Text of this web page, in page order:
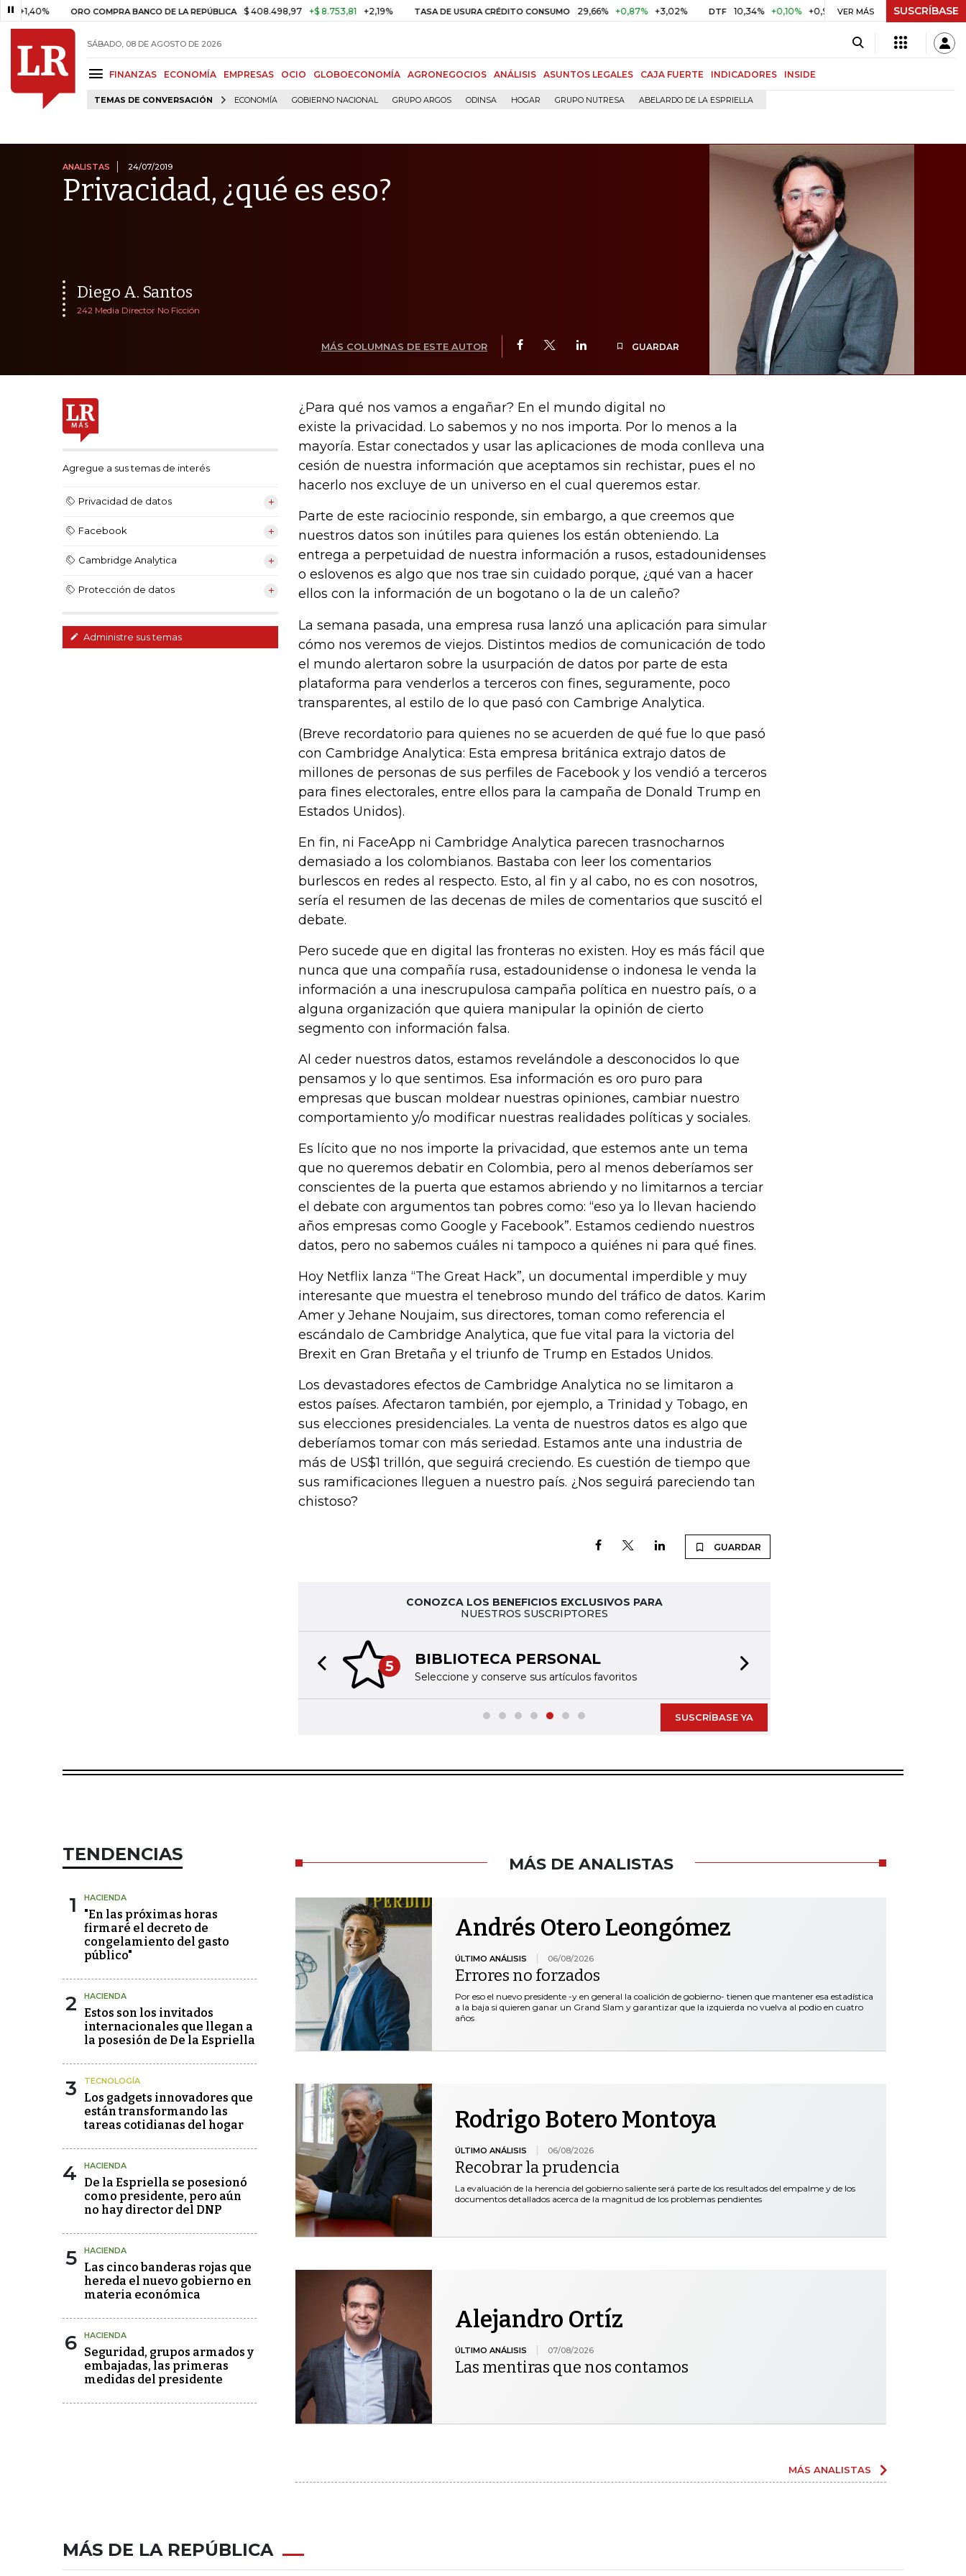
ORO COMPRA BANCO DE LA REPÚBLICA $ 408.498,97 +$ 8.753,81 +2,19% TASA DE USURA CRÉDITO CONSUMO 29,66% +0,87% +3,02% DTF 10,34% +0,10% +0,98% UVR $ 416,96 +$ 0,05 +0,01%
VER MÁS SUSCRÍBASE
SÁBADO, 08 DE AGOSTO DE 2026
FINANZAS ECONOMÍA EMPRESAS OCIO GLOBOECONOMÍA AGRONEGOCIOS ANÁLISIS ASUNTOS LEGALES CAJA FUERTE INDICADORES INSIDE
TEMAS DE CONVERSACIÓN ECONOMÍA GOBIERNO NACIONAL GRUPO ARGOS ODINSA HOGAR GRUPO NUTRESA ABELARDO DE LA ESPRIELLA
ANALISTAS 24/07/2019
Privacidad, ¿qué es eso?
Diego A. Santos
242 Media Director No Ficción
MÁS COLUMNAS DE ESTE AUTOR GUARDAR
Agregue a sus temas de interés
Privacidad de datos
Facebook
Cambridge Analytica
Protección de datos
Administre sus temas
¿Para qué nos vamos a engañar? En el mundo digital no
existe la privacidad. Lo sabemos y no nos importa. Por lo menos a la
mayoría. Estar conectados y usar las aplicaciones de moda conlleva una
cesión de nuestra información que aceptamos sin rechistar, pues el no
hacerlo nos excluye de un universo en el cual queremos estar.
Parte de este raciocinio responde, sin embargo, a que creemos que
nuestros datos son inútiles para quienes los están obteniendo. La
entrega a perpetuidad de nuestra información a rusos, estadounidenses
o eslovenos es algo que nos trae sin cuidado porque, ¿qué van a hacer
ellos con la información de un bogotano o la de un caleño?
La semana pasada, una empresa rusa lanzó una aplicación para simular
cómo nos veremos de viejos. Distintos medios de comunicación de todo
el mundo alertaron sobre la usurpación de datos por parte de esta
plataforma para venderlos a terceros con fines, seguramente, poco
transparentes, al estilo de lo que pasó con Cambrige Analytica.
(Breve recordatorio para quienes no se acuerden de qué fue lo que pasó
con Cambridge Analytica: Esta empresa británica extrajo datos de
millones de personas de sus perfiles de Facebook y los vendió a terceros
para fines electorales, entre ellos para la campaña de Donald Trump en
Estados Unidos).
En fin, ni FaceApp ni Cambridge Analytica parecen trasnocharnos
demasiado a los colombianos. Bastaba con leer los comentarios
burlescos en redes al respecto. Esto, al fin y al cabo, no es con nosotros,
sería el resumen de las decenas de miles de comentarios que suscitó el
debate.
Pero sucede que en digital las fronteras no existen. Hoy es más fácil que
nunca que una compañía rusa, estadounidense o indonesa le venda la
información a una inescrupulosa campaña política en nuestro país, o a
alguna organización que quiera manipular la opinión de cierto
segmento con información falsa.
Al ceder nuestros datos, estamos revelándole a desconocidos lo que
pensamos y lo que sentimos. Esa información es oro puro para
empresas que buscan moldear nuestras opiniones, cambiar nuestro
comportamiento y/o modificar nuestras realidades políticas y sociales.
Es lícito que no nos importe la privacidad, que estemos ante un tema
que no queremos debatir en Colombia, pero al menos deberíamos ser
conscientes de la puerta que estamos abriendo y no limitarnos a terciar
el debate con argumentos tan pobres como: “eso ya lo llevan haciendo
años empresas como Google y Facebook”. Estamos cediendo nuestros
datos, pero no sabemos cuáles ni tampoco a quiénes ni para qué fines.
Hoy Netflix lanza “The Great Hack”, un documental imperdible y muy
interesante que muestra el tenebroso mundo del tráfico de datos. Karim
Amer y Jehane Noujaim, sus directores, toman como referencia el
escándalo de Cambridge Analytica, que fue vital para la victoria del
Brexit en Gran Bretaña y el triunfo de Trump en Estados Unidos.
Los devastadores efectos de Cambridge Analytica no se limitaron a
estos países. Afectaron también, por ejemplo, a Trinidad y Tobago, en
sus elecciones presidenciales. La venta de nuestros datos es algo que
deberíamos tomar con más seriedad. Estamos ante una industria de
más de US$1 trillón, que seguirá creciendo. Es cuestión de tiempo que
sus ramificaciones lleguen a nuestro país. ¿Nos seguirá pareciendo tan
chistoso?
GUARDAR
CONOZCA LOS BENEFICIOS EXCLUSIVOS PARA
NUESTROS SUSCRIPTORES
5 BIBLIOTECA PERSONAL
Seleccione y conserve sus artículos favoritos
Previous slide
SUSCRÍBASE YA
TENDENCIAS
1 HACIENDA
"En las próximas horas
firmaré el decreto de
congelamiento del gasto
público"
2 HACIENDA
Estos son los invitados
internacionales que llegan a
la posesión de De la Espriella
3 TECNOLOGÍA
Los gadgets innovadores que
están transformando las
tareas cotidianas del hogar
4 HACIENDA
De la Espriella se posesionó
como presidente, pero aún
no hay director del DNP
5 HACIENDA
Las cinco banderas rojas que
hereda el nuevo gobierno en
materia económica
6 HACIENDA
Seguridad, grupos armados y
embajadas, las primeras
medidas del presidente
MÁS DE ANALISTAS
Andrés Otero Leongómez
ÚLTIMO ANÁLISIS 06/08/2026
Errores no forzados
Por eso el nuevo presidente -y en general la coalición de gobierno- tienen que mantener esa estadística
a la baja si quieren ganar un Grand Slam y garantizar que la izquierda no vuelva al podio en cuatro
años
Rodrigo Botero Montoya
ÚLTIMO ANÁLISIS 06/08/2026
Recobrar la prudencia
La evaluación de la herencia del gobierno saliente será parte de los resultados del empalme y de los
documentos detallados acerca de la magnitud de los problemas pendientes
Alejandro Ortíz
ÚLTIMO ANÁLISIS 07/08/2026
Las mentiras que nos contamos
MÁS ANALISTAS
MÁS DE LA REPÚBLICA